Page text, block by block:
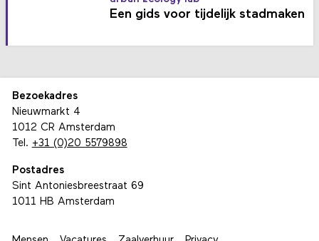
Een gids voor tijdelijk stadmaken
Bezoekadres
Nieuwmarkt 4
1012 CR Amsterdam
Tel. +31 (0)20 5579898
Postadres
Sint Antoniesbreestraat 69
1011 HB Amsterdam